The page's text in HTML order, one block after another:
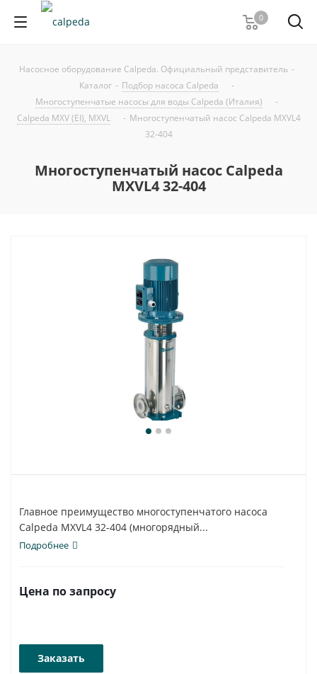
0
Насосное оборудование Calpeda. Официальный представитель -
Каталог - Подбор насоса Calpeda
-
Многоступенчатые насосы для воды Calpeda (Италия)
-
Calpeda MXV (EI), MXVL
- Многоступенчатый насос Calpeda MXVL4
32-404
Многоступенчатый насос Calpeda
MXVL4 32-404
Главное преимущество многоступенчатого насоса
Calpeda MXVL4 32-404 (многорядный...
Подробнее
Цена по запросу
Заказать